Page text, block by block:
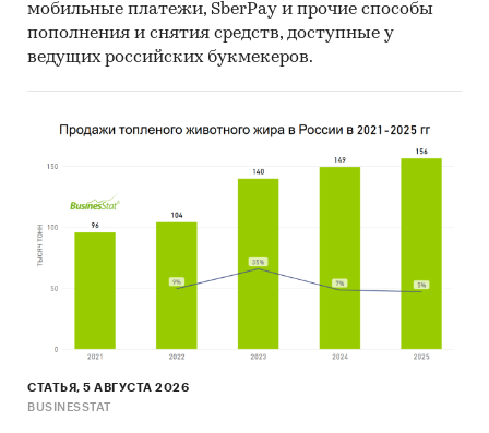
мобильные платежи, SberPay и прочие способы
пополнения и снятия средств, доступные у
ведущих российских букмекеров.
СТАТЬЯ, 5 АВГУСТА 2026
BUSINESSTAT